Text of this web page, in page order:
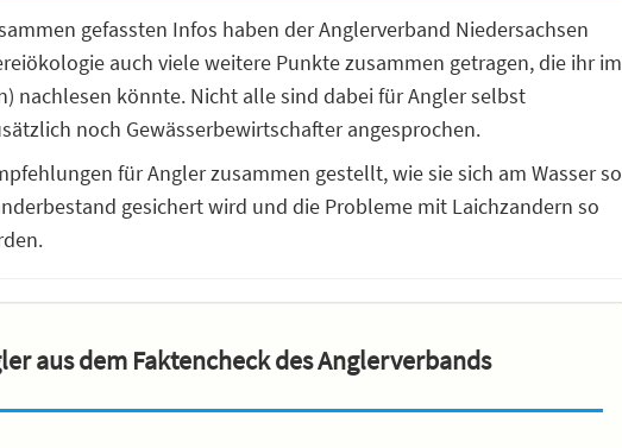
gefassten Infos haben der Anglerverband Niedersachsen
auch viele weitere Punkte zusammen getragen, die ihr im
nachlesen könnte. Nicht alle sind dabei für Angler selbst
noch Gewässerbewirtschafter angesprochen.
für Angler zusammen gestellt, wie sie sich am Wasser so
gesichert wird und die Probleme mit Laichzandern so
aus dem Faktencheck des Anglerverbands